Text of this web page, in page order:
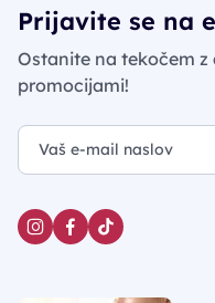
Prijavite se na
Ostanite na tekočem
promocijami!